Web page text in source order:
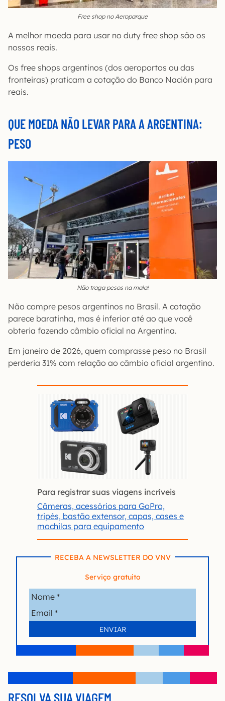
Free shop no Aeroparque
A melhor moeda para usar no duty free shop são os
nossos reais.
Os free shops argentinos (dos aeroportos ou das
fronteiras) praticam a cotação do Banco Nación para
reais.
QUE MOEDA NÃO LEVAR PARA A ARGENTINA:
PESO
Não traga pesos na mala!
Não compre pesos argentinos no Brasil. A cotação
parece baratinha, mas é inferior até ao que você
obteria fazendo câmbio oficial na Argentina.
Em janeiro de 2026, quem comprasse peso no Brasil
perderia 31% com relação ao câmbio oficial argentino.
Para registrar suas viagens incríveis
Câmeras, acessórios para GoPro,
tripés, bastão extensor, capas, cases e
mochilas para equipamento
RECEBA A NEWSLETTER DO VNV
Serviço gratuito
RESOLVA SUA VIAGEM